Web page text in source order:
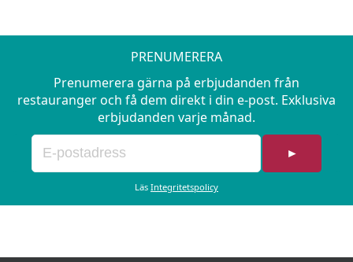
PRENUMERERA
Prenumerera gärna på erbjudanden från
restauranger och få dem direkt i din e-post. Exklusiva
erbjudanden varje månad.
►
Läs Integritetspolicy